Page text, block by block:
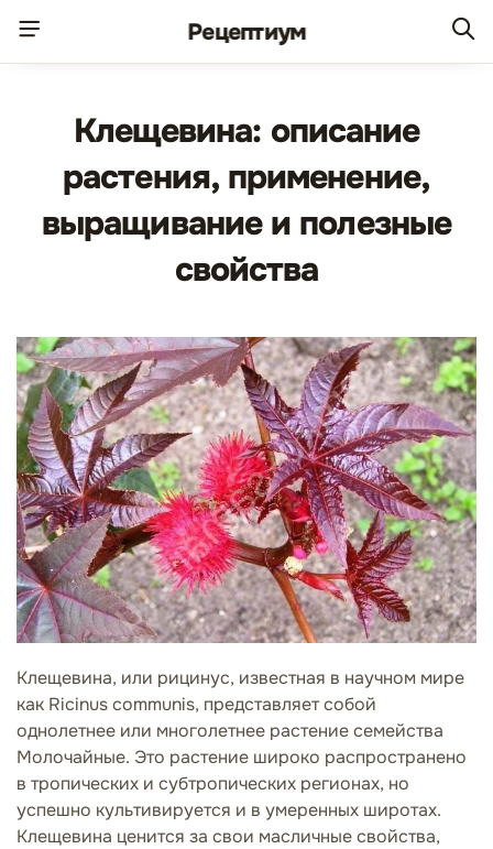
Рецептиум
Клещевина: описание
растения, применение,
выращивание и полезные
свойства
Клещевина, или рицинус, известная в научном мире
как Ricinus communis, представляет собой
однолетнее или многолетнее растение семейства
Молочайные. Это растение широко распространено
в тропических и субтропических регионах, но
успешно культивируется и в умеренных широтах.
Клещевина ценится за свои масличные свойства,